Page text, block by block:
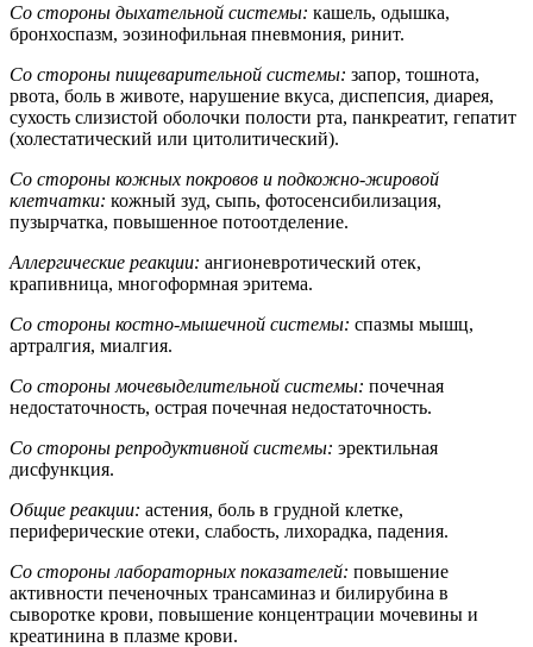
Со стороны дыхательной системы: кашель, одышка,
бронхоспазм, эозинофильная пневмония, ринит.
Со стороны пищеварительной системы: запор, тошнота,
рвота, боль в животе, нарушение вкуса, диспепсия, диарея,
сухость слизистой оболочки полости рта, панкреатит, гепатит
(холестатический или цитолитический).
Со стороны кожных покровов и подкожно-жировой
клетчатки: кожный зуд, сыпь, фотосенсибилизация,
пузырчатка, повышенное потоотделение.
Аллергические реакции: ангионевротический отек,
крапивница, многоформная эритема.
Со стороны костно-мышечной системы: спазмы мышц,
артралгия, миалгия.
Со стороны мочевыделительной системы: почечная
недостаточность, острая почечная недостаточность.
Со стороны репродуктивной системы: эректильная
дисфункция.
Общие реакции: астения, боль в грудной клетке,
периферические отеки, слабость, лихорадка, падения.
Со стороны лабораторных показателей: повышение
активности печеночных трансаминаз и билирубина в
сыворотке крови, повышение концентрации мочевины и
креатинина в плазме крови.